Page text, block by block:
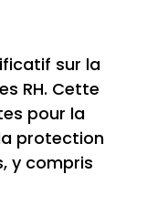
sur la
RH. Cette
pour la
protection
y compris